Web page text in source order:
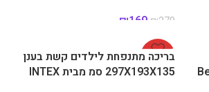
₪279
₪169
-32%
בריכה מתנפחת לילדים קשת בענן
297X193X135 סמ מבית INTEX